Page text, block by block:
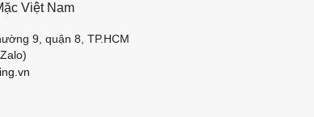
Việt Nam
9, quận 8, TP.HCM